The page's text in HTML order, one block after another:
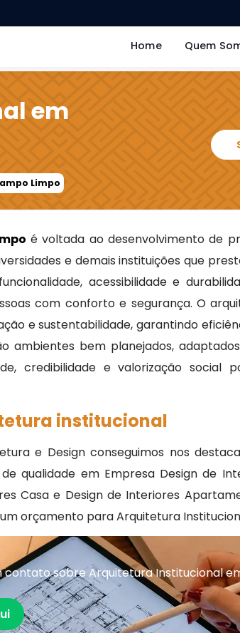
Home Quem
em
Limpo
é voltada ao desenvolvimento de
e demais instituições que
acessibilidade e
com conforto e segurança. O
e sustentabilidade, garantindo
ambientes bem planejados,
credibilidade e valorização social
institucional
e Design conseguimos nos
qualidade em Empresa Design de
Casa e Design de Interiores
orçamento para Arquitetura
sobre Arquitetura Institucional